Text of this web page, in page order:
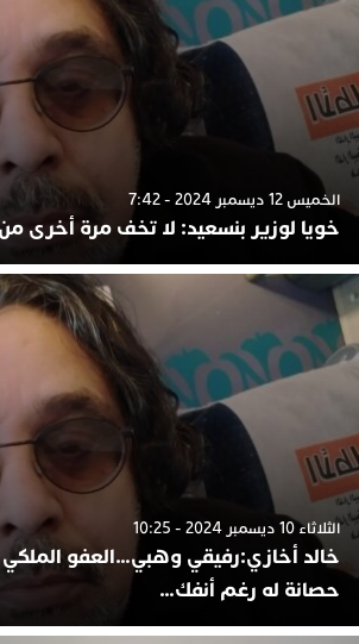
الخميس 12 ديسمبر 2024 - 7:42
خويا لوزير بنسعيد: لا تخف مرة
الثلاثاء 10 ديسمبر 2024 - 10:25
خالد أخازي:رفيقي وهبي…العفو
حصانة له رغم أنفك…